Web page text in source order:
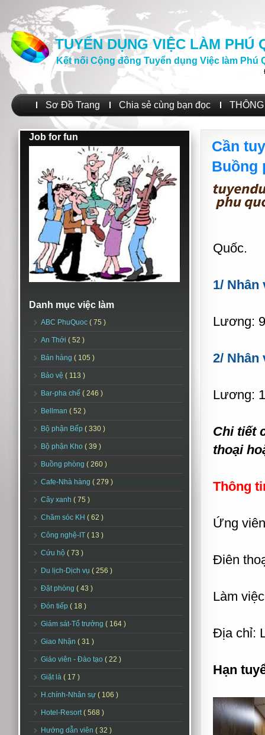
TUYỂN DỤNG VIỆC LÀM PHÚ
Kết nối Cộng đồng Tuyển dụng Việc làm Phú
Sơ Đồ Trang Chia sẻ cùng bạn đọc
Job for fun
Danh mục việc làm
ABC PhuQuoc ( 75 )
An Thới ( 52 )
Bán hàng ( 105 )
Bảo vệ ( 113 )
Bar-pha chế ( 246 )
Bellman ( 52 )
Bộ phận Bếp ( 330 )
Bộ phận Kho ( 39 )
Buồng phòng ( 260 )
Cafe-Nhà hàng ( 279 )
Cây xanh ( 75 )
Chăm sóc KH ( 62 )
Công nghệ-IT ( 13 )
Cứu hộ ( 73 )
Du lịch-Dịch vụ ( 256 )
Đặt phòng ( 43 )
Đón tiếp ( 18 )
Giám sát-Tổ trưởng ( 164 )
Giao Nhận ( 31 )
Giáo viên - Đào tạo ( 22 )
Giặt là ( 17 )
H.chính-Nhân sự ( 106 )
Hotel-Resort( 568 )
Hướng dẫn viên ( 32 )
Cần
Buồng
Quốc.
1/ Nhân
Lương:
2/ Nhân
Lương:
Chi tiết
thoại
Thông
Ứng
Điên
Làm
Địa chỉ:
Hạn